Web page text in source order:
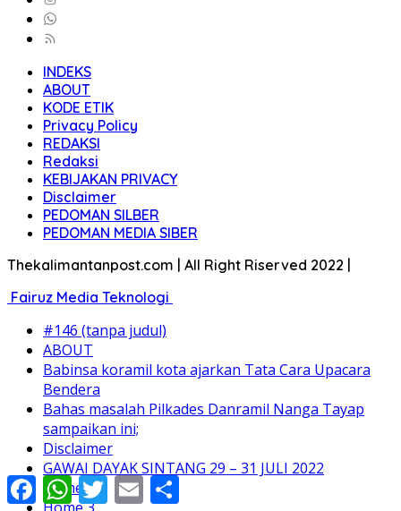
INDEKS
ABOUT
KODE ETIK
Privacy Policy
REDAKSI
Redaksi
KEBIJAKAN PRIVACY
Disclaimer
PEDOMAN SILBER
PEDOMAN MEDIA SIBER
Thekalimantanpost.com | All Right Riserved 2022 |
Fairuz Media Teknologi
#146 (tanpa judul)
ABOUT
Babinsa koramil kota ajarkan Tata Cara Upacara
Bendera
Bahas masalah Pilkades Danramil Nanga Tayap
sampaikan ini;
Disclaimer
GAWAI DAYAK SINTANG 29 – 31 JULI 2022
Home 2
FacebookWhatsApp
TwitterEmail